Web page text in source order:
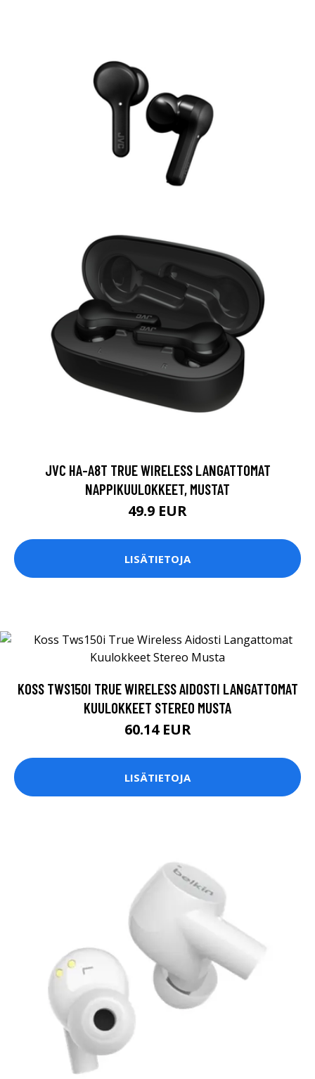
JVC HA-A8T TRUE WIRELESS LANGATTOMAT
NAPPIKUULOKKEET, MUSTAT
49.9 EUR
LISÄTIETOJA
KOSS TWS150I TRUE WIRELESS AIDOSTI LANGATTOMAT
KUULOKKEET STEREO MUSTA
60.14 EUR
LISÄTIETOJA